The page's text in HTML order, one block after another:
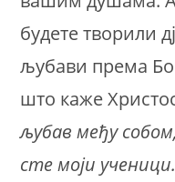
будете творили
љубави према
што каже
љубав међу
сте моји ученици.